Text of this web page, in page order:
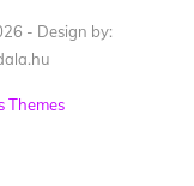
- Design by:
Themes